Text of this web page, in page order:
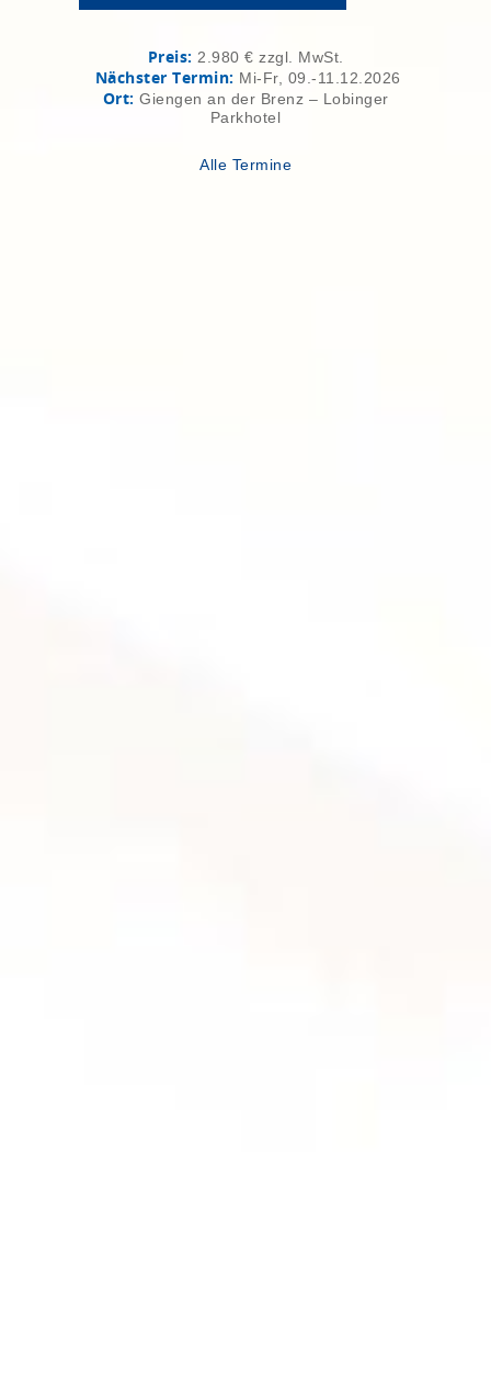
Preis: 2.980 € zzgl. MwSt.
Nächster Termin: Mi-Fr, 09.-11.12.2026
Ort: Giengen an der Brenz – Lobinger
Parkhotel
Alle Termine